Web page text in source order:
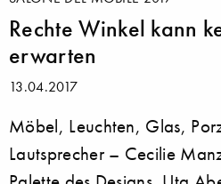
Rechte Winkel kann
erwarten
13.04.2017
Möbel, Leuchten, Glas,
Lautsprecher – Cecilie